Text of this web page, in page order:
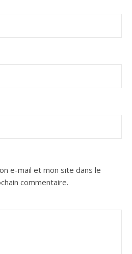
e-mail et mon site dans le
commentaire.